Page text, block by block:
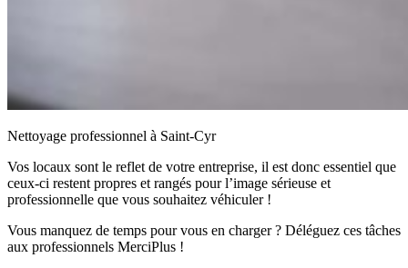
Nettoyage professionnel à Saint-Cyr
Vos locaux sont le reflet de votre entreprise, il est donc essentiel que
ceux-ci restent propres et rangés pour l’image sérieuse et
professionnelle que vous souhaitez véhiculer !
Vous manquez de temps pour vous en charger ? Déléguez ces tâches
aux professionnels MerciPlus !